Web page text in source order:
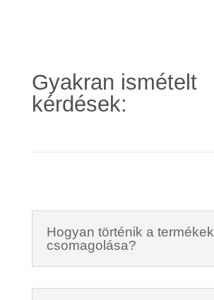
Gyakran ismételt
kérdések:
Hogyan történik a termékek
csomagolása?